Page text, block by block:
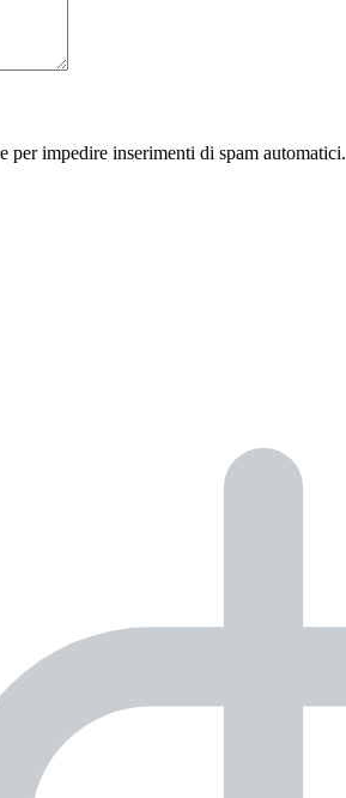
per impedire inserimenti di spam automatici.